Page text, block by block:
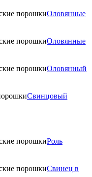
Оловянные
Оловянные
Оловянный
Свинцовый
Роль
Свинец в